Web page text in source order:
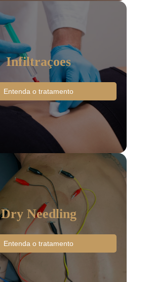
Infiltraçoes
Entenda o tratamento
Dry Needling
Entenda o tratamento